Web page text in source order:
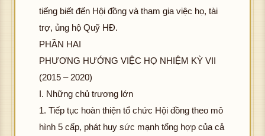
tiếng biết đến Hội đồng và tham gia việc họ, tài
trợ, ủng hộ Quỹ HĐ.
PHẦN HAI
PHƯƠNG HƯỚNG VIỆC HỌ NHIỆM KỲ VII
(2015 – 2020)
I. Những chủ trương lớn
1. Tiếp tục hoàn thiện tổ chức Hội đồng theo mô
hình 5 cấp, phát huy sức mạnh tổng hợp của cả